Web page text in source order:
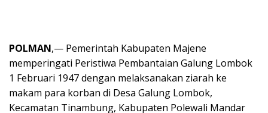
POLMAN,— Pemerintah Kabupaten Majene
memperingati Peristiwa Pembantaian Galung Lombok
1 Februari 1947 dengan melaksanakan ziarah ke
makam para korban di Desa Galung Lombok,
Kecamatan Tinambung, Kabupaten Polewali Mandar